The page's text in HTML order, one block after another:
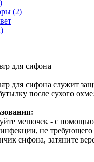
)
(2)
для сифона
для сифона служит
после сухого
мешочек - с
не
сифона, затяните